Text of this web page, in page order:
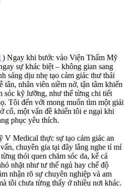
) Ngay khi bước vào Viện Thẩm Mỹ
sự khác biệt – không gian sang
sáng dịu nhẹ tạo cảm giác thư thái
nhân viên niềm nở, tận tâm khiến
sóc kỹ lưỡng, như thể từng chi tiết
Tôi đến với mong muốn tìm một giải
cổ, một vấn đề khiến tôi e ngại khi
phục yêu thích.
Medical thực sự tạo cảm giác an
chuyên gia tại đây lắng nghe tỉ mỉ
thói quen chăm sóc da, kể cả
nhặt như tư thế ngủ hay chế độ
nhận rõ sự chuyên nghiệp và am
tôi chưa từng thấy ở nhiều nơi khác.